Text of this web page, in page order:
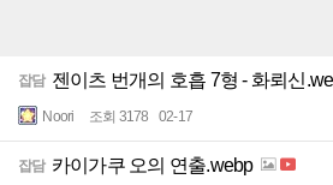
잡담 젠이츠 번개의 호흡 7형 - 화뢰신
Noori 조회 3178 02-17
잡담 카이가쿠 오의 연출.webp